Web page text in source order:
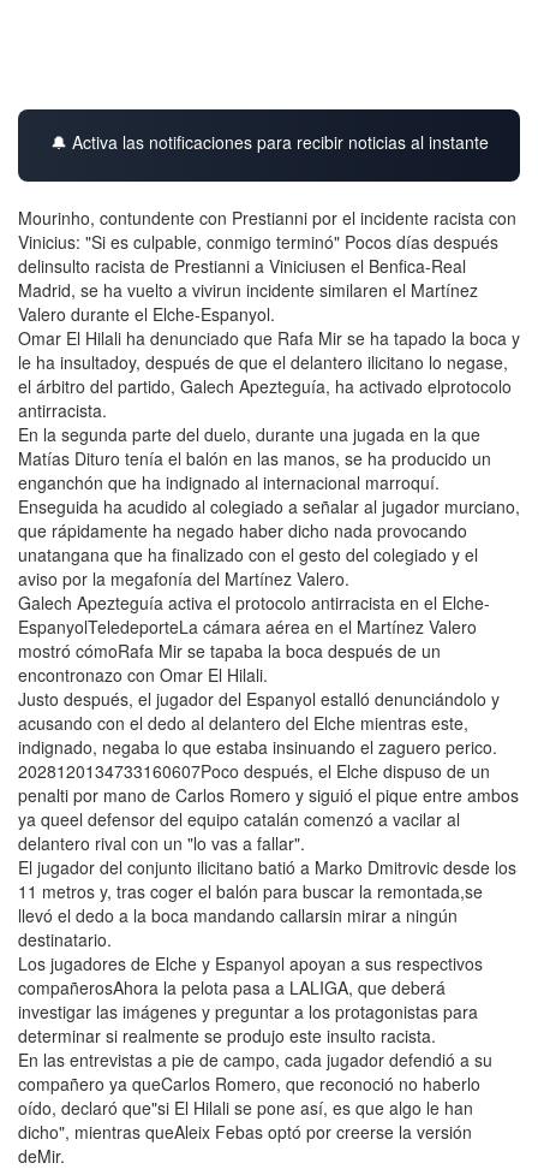
🔔 Activa las notificaciones para recibir noticias al instante
Mourinho, contundente con Prestianni por el incidente racista con
Vinicius: "Si es culpable, conmigo terminó" Pocos días después
delinsulto racista de Prestianni a Viniciusen el Benfica-Real
Madrid, se ha vuelto a vivirun incidente similaren el Martínez
Valero durante el Elche-Espanyol.
Omar El Hilali ha denunciado que Rafa Mir se ha tapado la boca y
le ha insultadoy, después de que el delantero ilicitano lo negase,
el árbitro del partido, Galech Apezteguía, ha activado elprotocolo
antirracista.
En la segunda parte del duelo, durante una jugada en la que
Matías Dituro tenía el balón en las manos, se ha producido un
enganchón que ha indignado al internacional marroquí.
Enseguida ha acudido al colegiado a señalar al jugador murciano,
que rápidamente ha negado haber dicho nada provocando
unatangana que ha finalizado con el gesto del colegiado y el
aviso por la megafonía del Martínez Valero.
Galech Apezteguía activa el protocolo antirracista en el Elche-
EspanyolTeledeporteLa cámara aérea en el Martínez Valero
mostró cómoRafa Mir se tapaba la boca después de un
encontronazo con Omar El Hilali.
Justo después, el jugador del Espanyol estalló denunciándolo y
acusando con el dedo al delantero del Elche mientras este,
indignado, negaba lo que estaba insinuando el zaguero perico.
2028120134733160607Poco después, el Elche dispuso de un
penalti por mano de Carlos Romero y siguió el pique entre ambos
ya queel defensor del equipo catalán comenzó a vacilar al
delantero rival con un "lo vas a fallar".
El jugador del conjunto ilicitano batió a Marko Dmitrovic desde los
11 metros y, tras coger el balón para buscar la remontada,se
llevó el dedo a la boca mandando callarsin mirar a ningún
destinatario.
Los jugadores de Elche y Espanyol apoyan a sus respectivos
compañerosAhora la pelota pasa a LALIGA, que deberá
investigar las imágenes y preguntar a los protagonistas para
determinar si realmente se produjo este insulto racista.
En las entrevistas a pie de campo, cada jugador defendió a su
compañero ya queCarlos Romero, que reconoció no haberlo
oído, declaró que"si El Hilali se pone así, es que algo le han
dicho", mientras queAleix Febas optó por creerse la versión
deMir.